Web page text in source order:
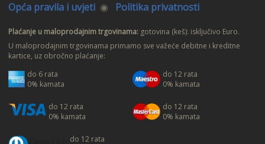
Opća pravila i uvjeti ◉ Politika privatnosti
Plaćanje u maloprodajnim trgovinama: gotovina (keš): isključivo Euro.
U maloprodajnim trgovinama primamo sve važeće debitne i kreditne
kartice, uz obročno plaćanje:
do 6 rata
0% kamata
do 12 rata
0% kamata
do 12 rata
0% kamata
do 12 rata
0% kamata
do 12 rata